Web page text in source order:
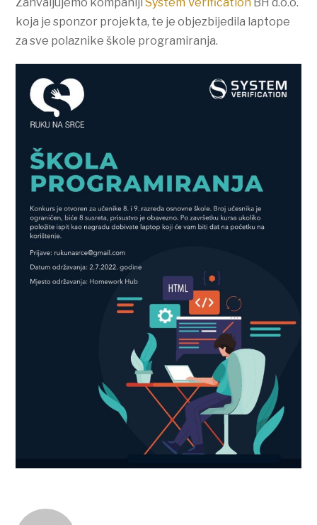
koja je sponzor projekta, te je objezbijedila laptope
za sve polaznike škole programiranja.